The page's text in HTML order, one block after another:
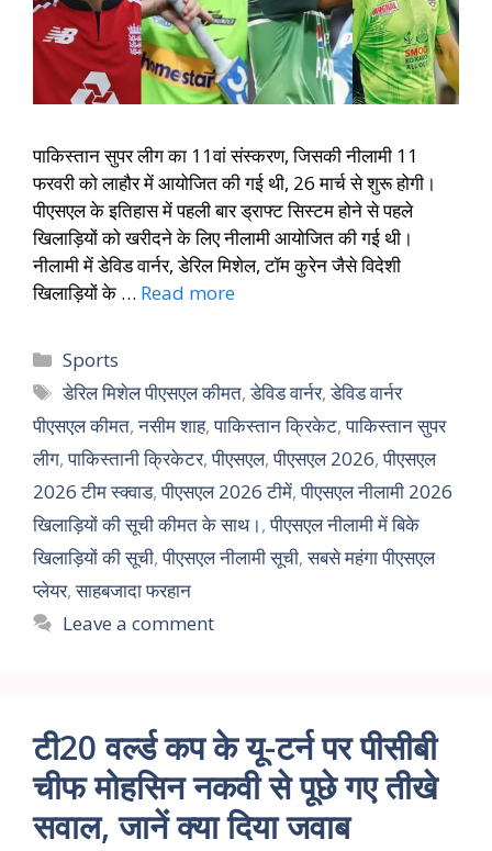
पाकिस्तान सुपर लीग का 11वां संस्करण, जिसकी नीलामी 11
फरवरी को लाहौर में आयोजित की गई थी, 26 मार्च से शुरू होगी।
पीएसएल के इतिहास में पहली बार ड्राफ्ट सिस्टम होने से पहले
खिलाड़ियों को खरीदने के लिए नीलामी आयोजित की गई थी।
नीलामी में डेविड वार्नर, डेरिल मिशेल, टॉम कुरेन जैसे विदेशी
खिलाड़ियों के … Read more
Sports
डेरिल मिशेल पीएसएल कीमत,डेविड वार्नर,डेविड वार्नर
पीएसएल कीमत,नसीम शाह,पाकिस्तान क्रिकेट,पाकिस्तान सुपर
लीग,पाकिस्तानी क्रिकेटर,पीएसएल,पीएसएल 2026,पीएसएल
2026 टीम स्क्वाड,पीएसएल 2026 टीमें,पीएसएल नीलामी 2026
खिलाड़ियों की सूची कीमत के साथ।,पीएसएल नीलामी में बिके
खिलाड़ियों की सूची,पीएसएल नीलामी सूची,सबसे महंगा पीएसएल
प्लेयर,साहबजादा फरहान
Leave a comment
टी20 वर्ल्ड कप के यू-टर्न पर पीसीबी
चीफ मोहसिन नकवी से पूछे गए तीखे
सवाल, जानें क्या दिया जवाब